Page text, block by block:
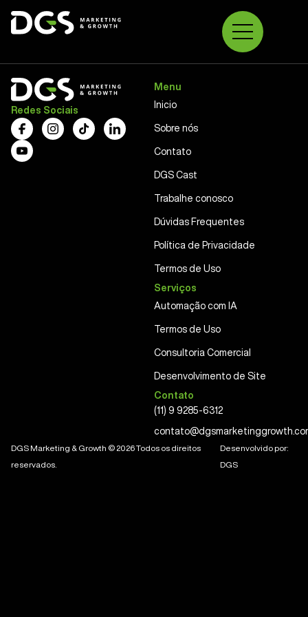
Blog
Redes Sociais
Menu
Inicio
Sobre nós
Contato
DGS Cast
Trabalhe conosco
Dúvidas Frequentes
Política de Privacidade
Termos de Uso
Serviços
Automação com IA
Termos de Uso
Consultoria Comercial
Desenvolvimento de Site
Contato
(11) 9 9285-6312
DGS Marketing & Growth © 2026 Todos os direitos
reservados.
Desenvolvido por:
DGS